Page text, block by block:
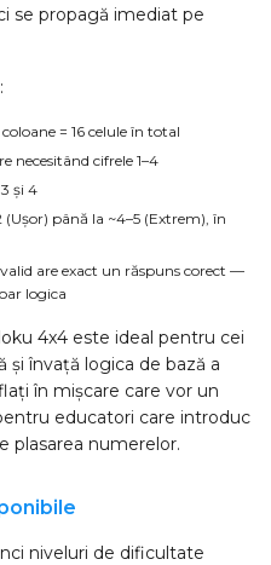
se propagă imediat pe
= 16 celule în total
necesitând cifrele 1–4
și 4
(Ușor) până la ~4–5 (Extrem), în
are exact un răspuns corect —
logica
4x4 este ideal pentru cei
și învață logica de bază a
în mișcare care vor un
educatori care introduc
plasarea numerelor.
niveluri de dificultate